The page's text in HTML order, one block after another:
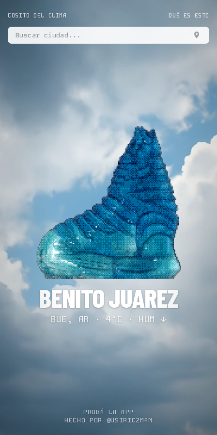
COSITO DEL CLIMA QUÉ ES ESTO
BENITO JUAREZ
BUE, AR · 4°C · HUM ↓
PROBÁ LA APP
HECHO POR @USIRICZMAN